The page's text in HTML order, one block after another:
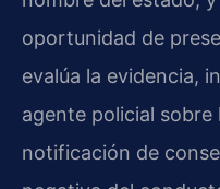
oportunidad de
evalúa la evidencia,
agente policial sobre
notificación de